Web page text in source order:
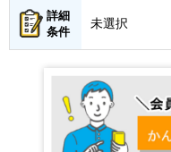
詳細
条件
未選択